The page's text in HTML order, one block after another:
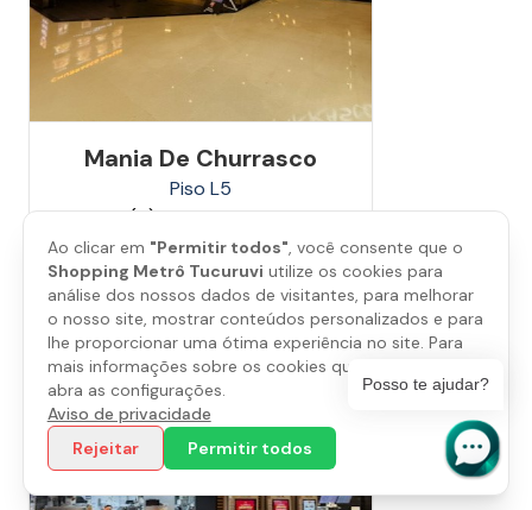
Ao clicar em "Permitir todos", você consente que o
Shopping Metrô Tucuruvi utilize os cookies para
análise dos nossos dados de visitantes, para melhorar
o nosso site, mostrar conteúdos personalizados e para
lhe proporcionar uma ótima experiência no site. Para
mais informações sobre os cookies que utilizamos,
abra as configurações.
Aviso de privacidade
Rejeitar
Permitir todos
Mania De Churrasco
Piso L5
(11) 98266-8936
Saiba mais
Posso te ajudar?